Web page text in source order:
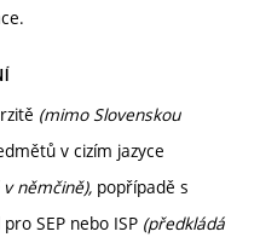
(mimo Slovenskou
v cizím jazyce
němčině), popřípadě s
SEP nebo ISP (předkládá